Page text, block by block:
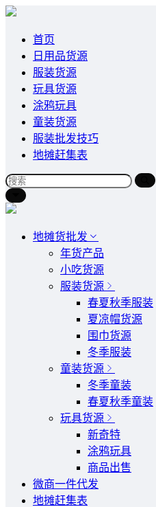
首页
日用品货源
服装货源
玩具货源
涂鸦玩具
童装货源
服装批发技巧
地摊赶集表
地摊货批发
年货产品
小吃货源
服装货源
春夏秋季服装
夏凉帽货源
围巾货源
冬季服装
童装货源
冬季童装
春夏秋季童装
玩具货源
新奇特
涂鸦玩具
商品出售
微商一件代发
地摊赶集表